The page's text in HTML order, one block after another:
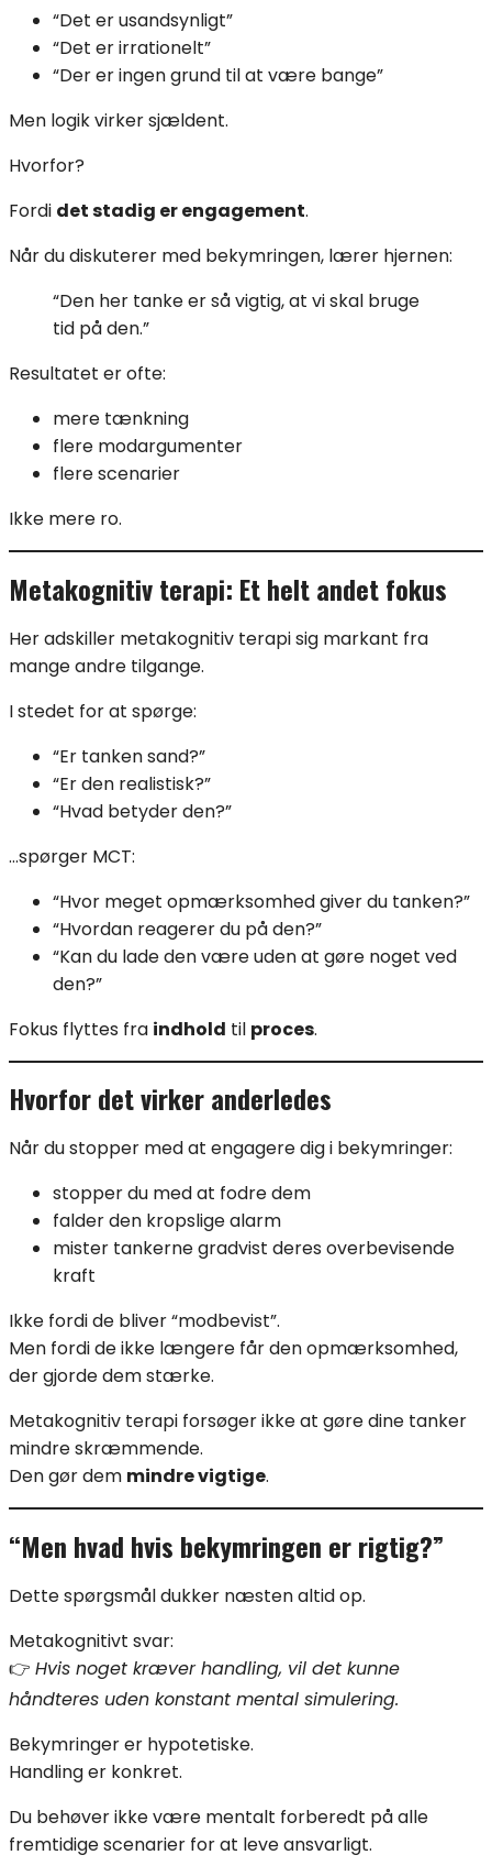
“Det er usandsynligt”
“Det er irrationelt”
“Der er ingen grund til at være bange”
Men logik virker sjældent.
Hvorfor?
Fordi det stadig er engagement.
Når du diskuterer med bekymringen, lærer hjernen:
“Den her tanke er så vigtig, at vi skal bruge
tid på den.”
Resultatet er ofte:
mere tænkning
flere modargumenter
flere scenarier
Ikke mere ro.
Metakognitiv terapi: Et helt andet fokus
Her adskiller metakognitiv terapi sig markant fra
mange andre tilgange.
I stedet for at spørge:
“Er tanken sand?”
“Er den realistisk?”
“Hvad betyder den?”
…spørger MCT:
“Hvor meget opmærksomhed giver du tanken?”
“Hvordan reagerer du på den?”
“Kan du lade den være uden at gøre noget ved
den?”
Fokus flyttes fra indhold til proces.
Hvorfor det virker anderledes
Når du stopper med at engagere dig i bekymringer:
stopper du med at fodre dem
falder den kropslige alarm
mister tankerne gradvist deres overbevisende
kraft
Ikke fordi de bliver “modbevist”.
Men fordi de ikke længere får den opmærksomhed,
der gjorde dem stærke.
Metakognitiv terapi forsøger ikke at gøre dine tanker
mindre skræmmende.
Den gør dem mindre vigtige.
“Men hvad hvis bekymringen er rigtig?”
Dette spørgsmål dukker næsten altid op.
Metakognitivt svar:
👉 Hvis noget kræver handling, vil det kunne
håndteres uden konstant mental simulering.
Bekymringer er hypotetiske.
Handling er konkret.
Du behøver ikke være mentalt forberedt på alle
fremtidige scenarier for at leve ansvarligt.